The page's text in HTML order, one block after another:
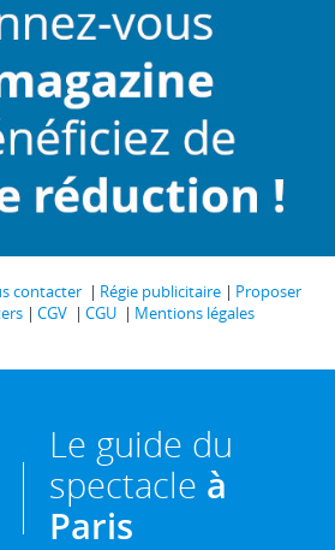
contacter Régie publicitaire
Proposer
CGV CGU
Mentions légales
Le guide du
spectacle à
Paris